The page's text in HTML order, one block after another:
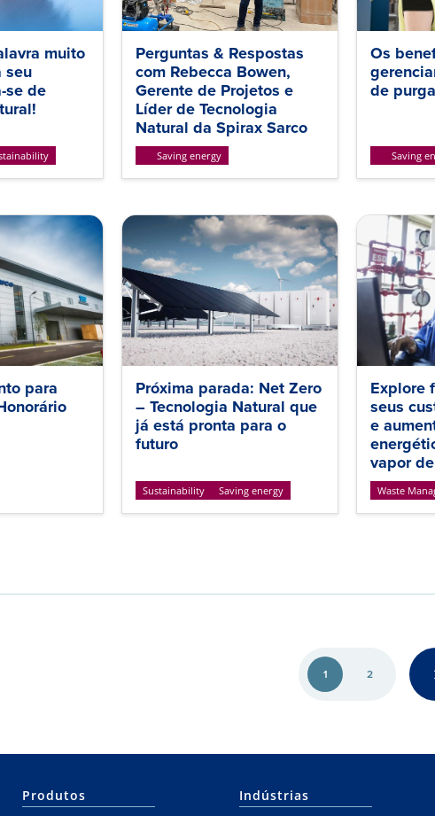
muito
seu
se de
Perguntas & Respostas
com Rebecca Bowen,
Gerente de Projetos e
Líder de Tecnologia
Natural da Spirax Sarco
Saving energy
Os
de
Saving
para
Próxima parada: Net Zero
– Tecnologia Natural que
já está pronta para o
futuro
Sustainability Saving energy
Explore
seus
e
vapor
Waste
1 2
Produtos
Indústrias